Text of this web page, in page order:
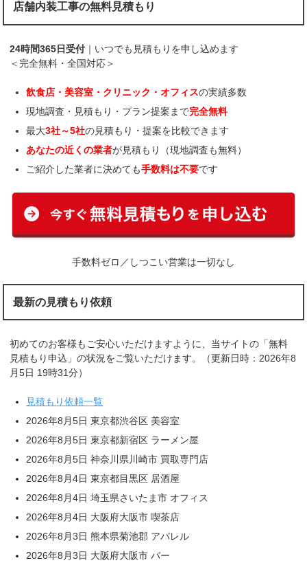
店舗内装工事の無料見積もり
24時間365日受付 ｜いつでも見積もりを申し込めます
＜完全無料・全国対応＞
飲食店・美容室・クリニック・オフィスの実績多数
現地調査・見積もり・プラン提案まで完全無料
最大3社～5社の見積もり・提案を比較できます
あなたの近くの業者が見積もり（現地調査も無料）
ご紹介した業者に決めても手数料は不要です
手数料ゼロ／しつこい営業は一切なし
最新の見積もり依頼
初めてのお客様もご安心いただけますように、当サイトの「無料
見積もり申込」の状況をご覧いただけます。（更新日時：2026年8
月5日 19時31分）
見積もり依頼一覧
2026年8月5日 東京都渋谷区 美容室
2026年8月5日 東京都新宿区 ラーメン屋
2026年8月5日 神奈川県川崎市 買取専門店
2026年8月4日 東京都目黒区 居酒屋
2026年8月4日 埼玉県さいたま市 オフィス
2026年8月4日 大阪府大阪市 喫茶店
2026年8月3日 熊本県菊池郡 アパレル
2026年8月3日 大阪府大阪市 バー